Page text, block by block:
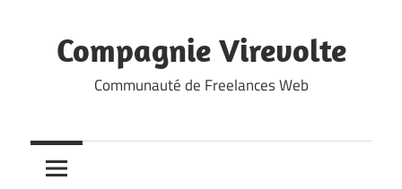
content
Compagnie Virevolte
Communauté de Freelances Web